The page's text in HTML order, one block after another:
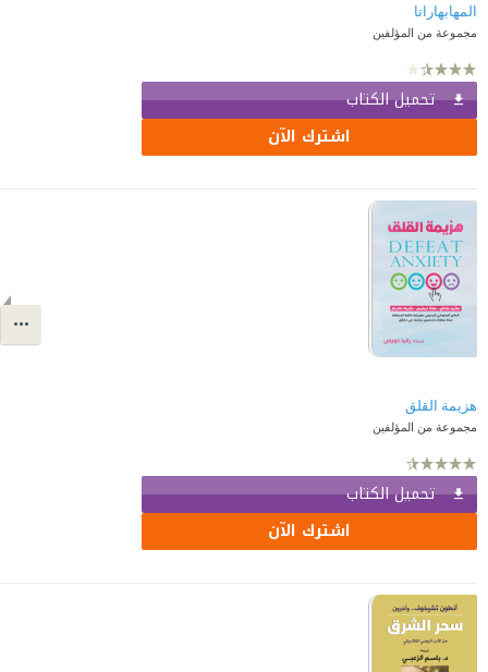
المهابهاراتا
مجموعة من المؤلفين
تحميل الكتاب
اشترك الآن
هزيمة القلق
مجموعة من المؤلفين
تحميل الكتاب
اشترك الآن